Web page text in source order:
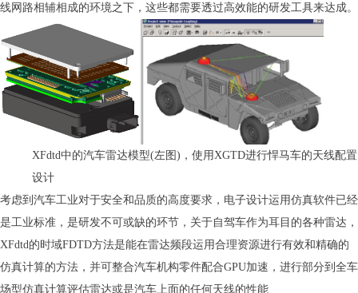
线网路相辅相成的环境之下，这些都需要透过高效能的研发工具来达成。
XFdtd中的汽车雷达模型(左图)，使用XGTD进行悍马车的天线配置
设计
考虑到汽车工业对于安全和品质的高度要求，电子设计运用仿真软件已经
是工业标准，是研发不可或缺的环节，关于自驾车作为耳目的各种雷达，
XFdtd的时域FDTD方法是能在雷达频段运用合理资源进行有效和精确的
仿真计算的方法，并可整合汽车机构零件配合GPU加速，进行部分到全车
场型仿真计算评估雷达或是汽车上面的任何天线的性能